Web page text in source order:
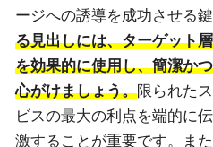
ージへの誘導を成功させる鍵
る見出しには、ターゲット
を効果的に使用し、簡潔か
心がけましょう。限られた
ビスの最大の利点を端的に
激することが重要です。ま